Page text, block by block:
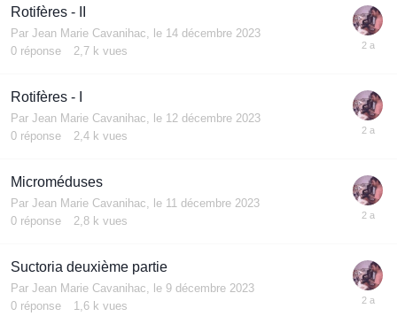
Rotifères - II
Par Jean Marie Cavanihac, le 14 décembre 2023
0 réponse 2,7 k vues
Rotifères - I
Par Jean Marie Cavanihac, le 12 décembre 2023
0 réponse 2,4 k vues
Microméduses
Par Jean Marie Cavanihac, le 11 décembre 2023
0 réponse 2,8 k vues
Suctoria deuxième partie
Par Jean Marie Cavanihac, le 9 décembre 2023
0 réponse 1,6 k vues